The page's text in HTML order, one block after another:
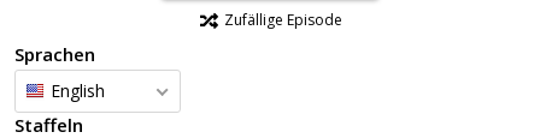
Zufällige Episode
Sprachen
English
Staffeln